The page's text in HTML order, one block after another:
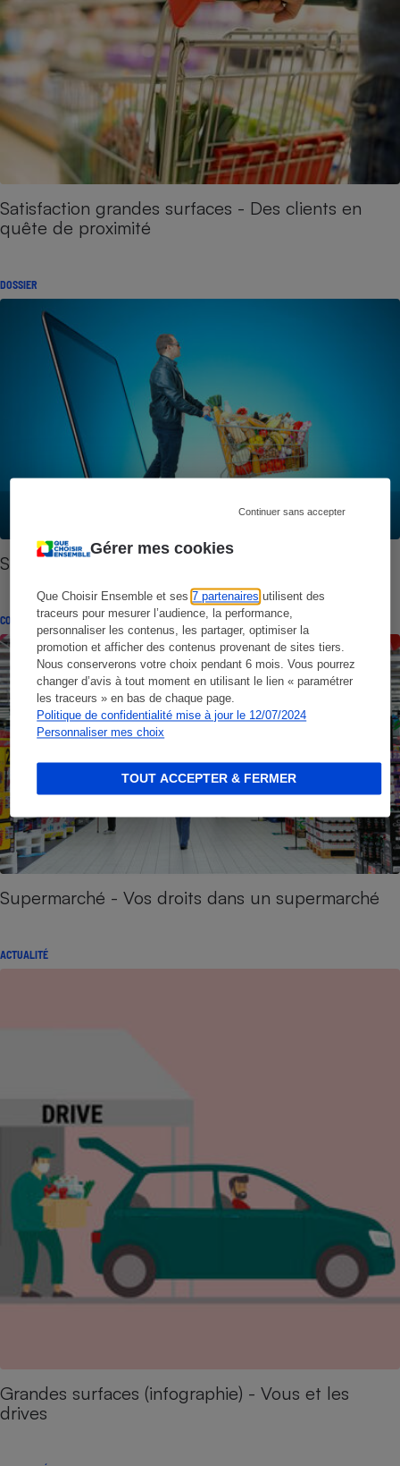
Gérer mes cookies
Que Choisir Ensemble et ses7 partenaires utilisent des
traceurs pour mesurer l’audience, la performance,
personnaliser les contenus, les partager, optimiser la
promotion et afficher des contenus provenant de sites tiers.
Nous conserverons votre choix pendant 6 mois. Vous pourrez
changer d’avis à tout moment en utilisant le lien « paramétrer
les traceurs » en bas de chaque page.
Politique de confidentialité mise à jour le 12/07/2024
Personnaliser mes choix
Continuer sans accepter
TOUT ACCEPTER & FERMER
Satisfaction grandes surfaces - Des clients en
quête de proximité
DOSSIER
Supermarché - Drive
CONSEILS
Supermarché - Vos droits dans un supermarché
ACTUALITÉ
Grandes surfaces (infographie) - Vous et les
drives